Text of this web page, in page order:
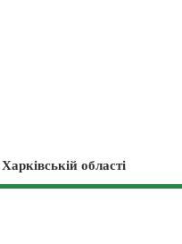
області